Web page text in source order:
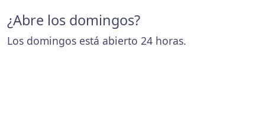
¿Abre los domingos?
Los domingos está abierto 24 horas.